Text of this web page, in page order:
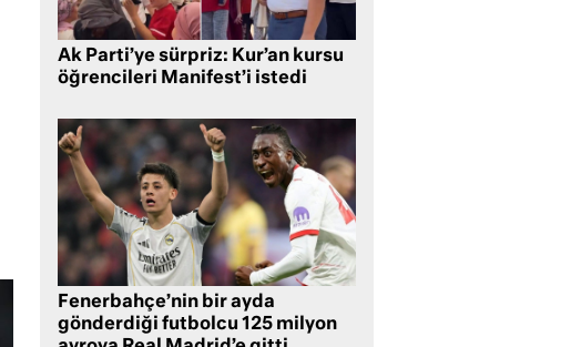
Ak Parti’ye sürpriz: Kur’an kursu
öğrencileri Manifest’i istedi
Fenerbahçe’nin bir ayda
gönderdiği futbolcu 125 milyon